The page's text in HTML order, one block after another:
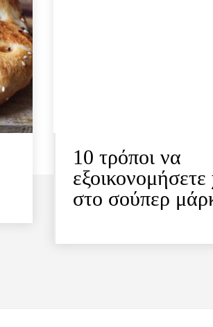
10 τρόποι να
στο σούπερ